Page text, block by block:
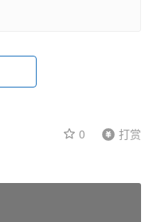
0 打赏